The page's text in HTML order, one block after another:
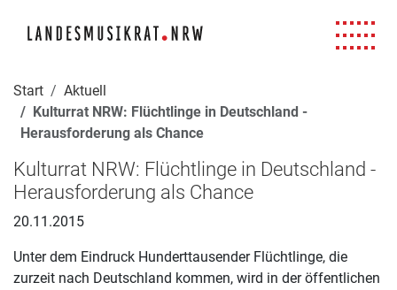
Start
Aktuell
Kulturrat NRW: Flüchtlinge in Deutschland -
Herausforderung als Chance
Kulturrat NRW: Flüchtlinge in Deutschland -
Herausforderung als Chance
20.11.2015
Unter dem Eindruck Hunderttausender Flüchtlinge, die
zurzeit nach Deutschland kommen, wird in der öffentlichen